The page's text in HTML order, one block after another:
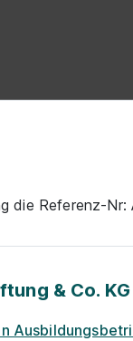
die Referenz-
& Co. KG